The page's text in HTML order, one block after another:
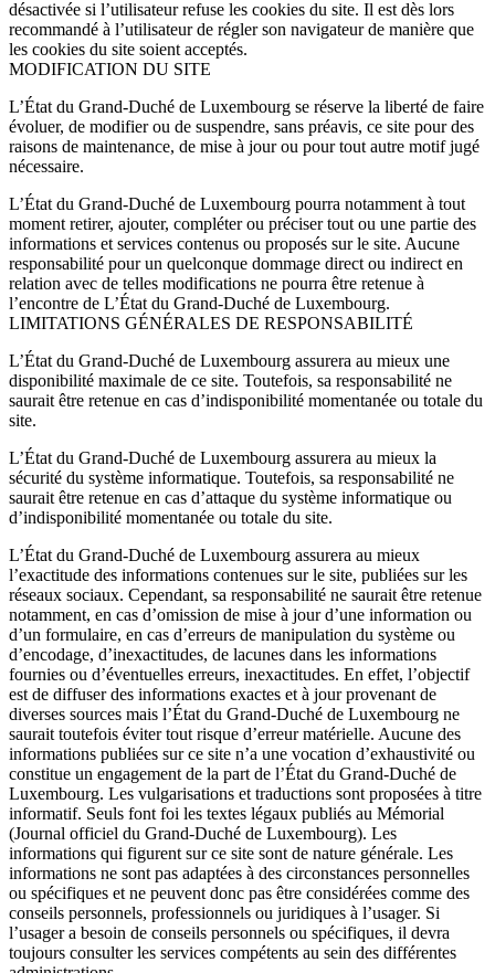
désactivée si l’utilisateur refuse les cookies du site. Il est dès lors
recommandé à l’utilisateur de régler son navigateur de manière que
les cookies du site soient acceptés.
MODIFICATION DU SITE
L’État du Grand-Duché de Luxembourg se réserve la liberté de faire
évoluer, de modifier ou de suspendre, sans préavis, ce site pour des
raisons de maintenance, de mise à jour ou pour tout autre motif jugé
nécessaire.
L’État du Grand-Duché de Luxembourg pourra notamment à tout
moment retirer, ajouter, compléter ou préciser tout ou une partie des
informations et services contenus ou proposés sur le site. Aucune
responsabilité pour un quelconque dommage direct ou indirect en
relation avec de telles modifications ne pourra être retenue à
l’encontre de L’État du Grand-Duché de Luxembourg.
LIMITATIONS GÉNÉRALES DE RESPONSABILITÉ
L’État du Grand-Duché de Luxembourg assurera au mieux une
disponibilité maximale de ce site. Toutefois, sa responsabilité ne
saurait être retenue en cas d’indisponibilité momentanée ou totale du
site.
L’État du Grand-Duché de Luxembourg assurera au mieux la
sécurité du système informatique. Toutefois, sa responsabilité ne
saurait être retenue en cas d’attaque du système informatique ou
d’indisponibilité momentanée ou totale du site.
L’État du Grand-Duché de Luxembourg assurera au mieux
l’exactitude des informations contenues sur le site, publiées sur les
réseaux sociaux. Cependant, sa responsabilité ne saurait être retenue
notamment, en cas d’omission de mise à jour d’une information ou
d’un formulaire, en cas d’erreurs de manipulation du système ou
d’encodage, d’inexactitudes, de lacunes dans les informations
fournies ou d’éventuelles erreurs, inexactitudes. En effet, l’objectif
est de diffuser des informations exactes et à jour provenant de
diverses sources mais l’État du Grand-Duché de Luxembourg ne
saurait toutefois éviter tout risque d’erreur matérielle. Aucune des
informations publiées sur ce site n’a une vocation d’exhaustivité ou
constitue un engagement de la part de l’État du Grand-Duché de
Luxembourg. Les vulgarisations et traductions sont proposées à titre
informatif. Seuls font foi les textes légaux publiés au Mémorial
(Journal officiel du Grand-Duché de Luxembourg). Les
informations qui figurent sur ce site sont de nature générale. Les
informations ne sont pas adaptées à des circonstances personnelles
ou spécifiques et ne peuvent donc pas être considérées comme des
conseils personnels, professionnels ou juridiques à l’usager. Si
l’usager a besoin de conseils personnels ou spécifiques, il devra
toujours consulter les services compétents au sein des différentes